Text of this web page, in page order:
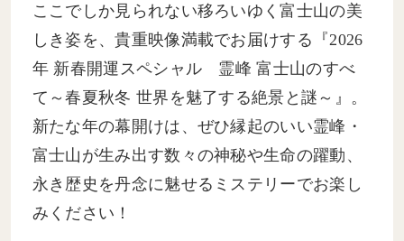
ここでしか見られない移ろいゆく富士山の美
しき姿を、貴重映像満載でお届けする『2026
年 新春開運スペシャル 霊峰 富士山のすべ
て～春夏秋冬 世界を魅了する絶景と謎～』。
新たな年の幕開けは、ぜひ縁起のいい霊峰・
富士山が生み出す数々の神秘や生命の躍動、
永き歴史を丹念に魅せるミステリーでお楽し
みください！